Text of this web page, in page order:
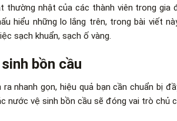
thường nhật của các thành viên trong
hiểu những lo lắng trên, trong bài viết
sạch khuẩn, sạch ố vàng.
bồn cầu
ra nhanh gọn, hiệu quả bạn cần chuẩn bị
nước vệ sinh bồn cầu sẽ đóng vai trò chủ